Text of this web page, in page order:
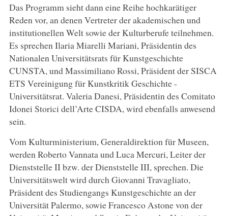
Das Programm sieht dann eine Reihe hochkarätiger
Reden vor, an denen Vertreter der akademischen und
institutionellen Welt sowie der Kulturberufe teilnehmen.
Es sprechen Ilaria Miarelli Mariani, Präsidentin des
Nationalen Universitätsrats für Kunstgeschichte
CUNSTA, und Massimiliano Rossi, Präsident der SISCA
ETS Vereinigung für Kunstkritik Geschichte -
Universitätsrat. Valeria Danesi, Präsidentin des Comitato
Idonei Storici dell’Arte CISDA, wird ebenfalls anwesend
sein.
Vom Kulturministerium, Generaldirektion für Museen,
werden Roberto Vannata und Luca Mercuri, Leiter der
Dienststelle II bzw. der Dienststelle III, sprechen. Die
Universitätswelt wird durch Giovanni Travagliato,
Präsident des Studiengangs Kunstgeschichte an der
Universität Palermo, sowie Francesco Astone von der